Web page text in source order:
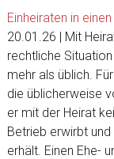
Einheiraten in
20.01.26 | Mit
rechtliche
mehr als üblich.
die üblicherweise
er mit der Heirat
Betrieb erwirbt
erhält. Einen Ehe-